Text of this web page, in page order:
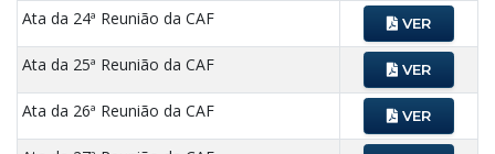
Ata da 24ª Reunião da CAF VER
Ata da 25ª Reunião da CAF VER
Ata da 26ª Reunião da CAF VER